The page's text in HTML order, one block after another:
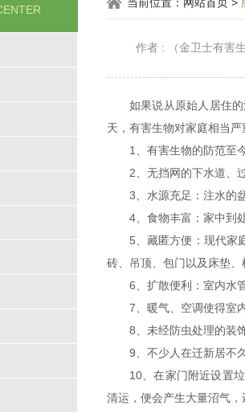
作者 : （金卫士有害
如果说从原始人居住
天，有害生物对家庭相当
1、有害生物的防范至
2、无挡网的下水道、
3、水源充足：注水的
4、食物丰富：家中到
5、藏匿方便：现代家
砖、吊顶、包门以及床垫
6、扩散便利：室内水
7、暖气、空调使得室
8、未经防虫处理的装
9、不少人在迁新居不
10、在家门附近设置
清运，便会产生大量沼气